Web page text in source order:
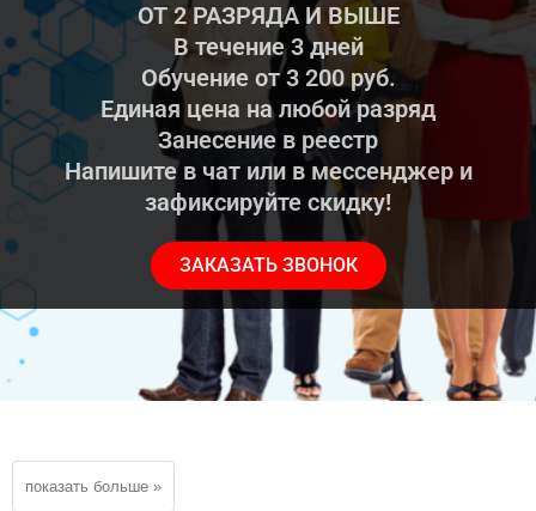
ОТ 2 РАЗРЯДА И ВЫШЕ
В течение 3 дней
Обучение от 3 200 руб.
Единая цена на любой разряд
Занесение в реестр
Напишите в чат или в мессенджер и
зафиксируйте скидку!
ЗАКАЗАТЬ ЗВОНОК